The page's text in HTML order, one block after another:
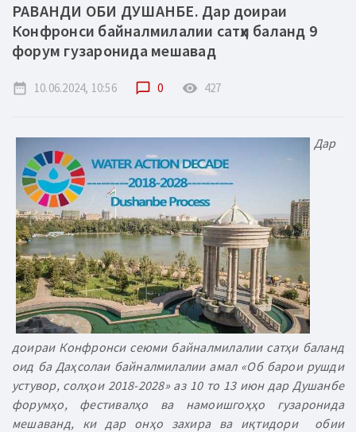
РАВАНДИ ОБИ ДУШАНБЕ. Дар доираи
Конфронси байналмилалии сатҳи баланд 9
форум гузаронида мешавад
date_range 10.06.2024, 10:56 chat_bubble_outline 0 remove_red_eye 427
Дар
доираи Конфронси сеюми байналмилалии сатҳи баланд
оид ба Даҳсолаи байналмилалии амал «Об барои рушди
устувор, солҳои 2018-2028» аз 10 то 13 июн дар Душанбе
форумҳо, фестивалҳо ва намоишгоҳҳо гузаронида
мешаванд, ки дар онҳо захира ва иқтидори обии